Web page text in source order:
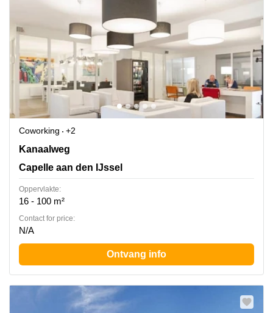
Coworking
+2
Kanaalweg 33-35, Capelle aan den IJssel, Capelle aan
Kanaalweg
Capelle aan den IJssel
Oppervlakte:
16 - 100 m²
Contact for price:
N/A
Ontvang info